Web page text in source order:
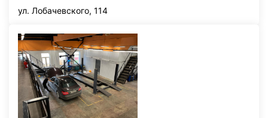
ул. Лобачевского, 114